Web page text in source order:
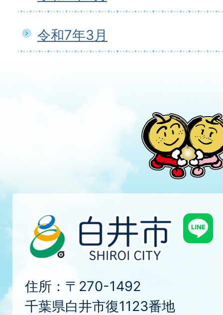
令和7年3月
住所：〒270-1492
千葉県白井市復1123番地